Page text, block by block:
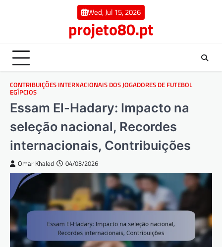
Wed, Jul 15, 2026
projeto80.pt
CONTRIBUIÇÕES INTERNACIONAIS DOS JOGADORES DE FUTEBOL
EGÍPCIOS
Essam El-Hadary: Impacto na
seleção nacional, Recordes
internacionais, Contribuições
Omar Khaled 04/03/2026